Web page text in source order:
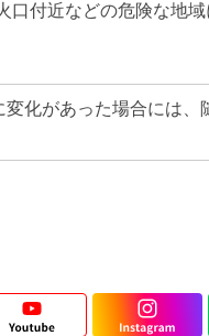
口付近などの危険な地
変化があった場合には、